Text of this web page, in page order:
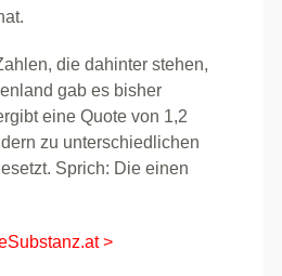
die dahinter stehen,
gab es bisher
eine Quote von 1,2
zu unterschiedlichen
Sprich: Die einen
>